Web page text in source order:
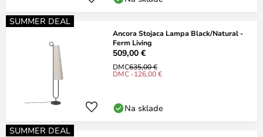
SUMMER DEAL
Ancora Stojaca Lampa Black/Natural -
Ferm Living
509,00 €
DMC635,00 €
DMC -126,00 €
Na sklade
SUMMER DEAL